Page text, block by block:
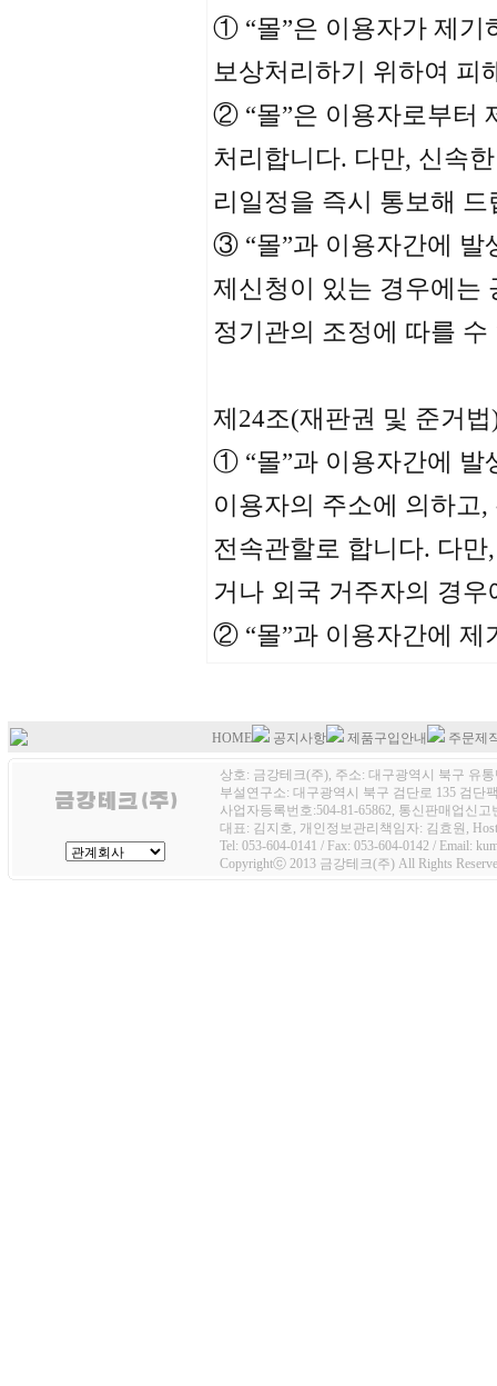
① “몰”은 이용자가 제기
보상처리하기 위하여 피
② “몰”은 이용자로부터
처리합니다. 다만, 신속
리일정을 즉시 통보해 드
③ “몰”과 이용자간에 발
제신청이 있는 경우에는
정기관의 조정에 따를 수
제24조(재판권 및 준거법
① “몰”과 이용자간에 발
이용자의 주소에 의하고
전속관할로 합니다. 다
거나 외국 거주자의 경
② “몰”과 이용자간에 제
HOME 공지사항 제품구입안내 주문제
상호: 금강테크(주), 주소: 대구광역시 북구 유
부설연구소: 대구광역시 북구 검단로 135 검단
사업자등록번호:504-81-65862, 통신판매업신고
대표: 김지호, 개인정보관리책임자: 김효원,
Tel: 053-604-0141 / Fax: 053-604-0142 / Email:
Copyrightⓒ 2013 금강테크(주) All Rights